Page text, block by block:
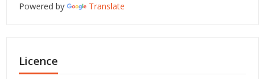
Powered by Translate
Licence